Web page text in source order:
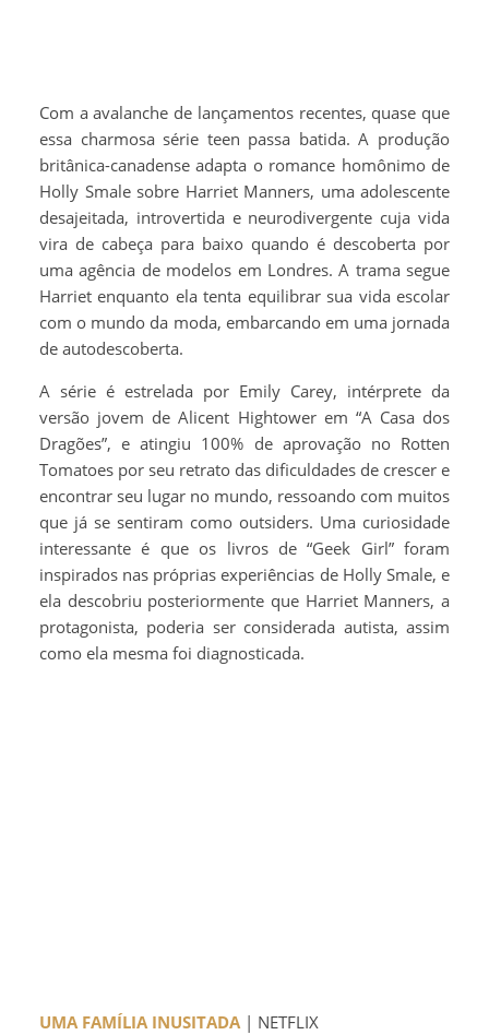
Com a avalanche de lançamentos recentes, quase que
essa charmosa série teen passa batida. A produção
britânica-canadense adapta o romance homônimo de
Holly Smale sobre Harriet Manners, uma adolescente
desajeitada, introvertida e neurodivergente cuja vida
vira de cabeça para baixo quando é descoberta por
uma agência de modelos em Londres. A trama segue
Harriet enquanto ela tenta equilibrar sua vida escolar
com o mundo da moda, embarcando em uma jornada
de autodescoberta.
A série é estrelada por Emily Carey, intérprete da
versão jovem de Alicent Hightower em “A Casa dos
Dragões”, e atingiu 100% de aprovação no Rotten
Tomatoes por seu retrato das dificuldades de crescer e
encontrar seu lugar no mundo, ressoando com muitos
que já se sentiram como outsiders. Uma curiosidade
interessante é que os livros de “Geek Girl” foram
inspirados nas próprias experiências de Holly Smale, e
ela descobriu posteriormente que Harriet Manners, a
protagonista, poderia ser considerada autista, assim
como ela mesma foi diagnosticada.
UMA FAMÍLIA INUSITADA | NETFLIX